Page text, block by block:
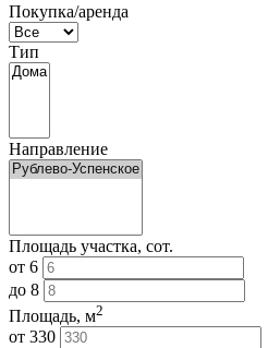
Покупка/аренда
Тип
Направление
Площадь участка, сот.
от 6
до 8
Площадь, м2
от 330